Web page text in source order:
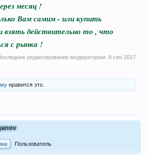
месяц !
Вам самим - или купить
взять действительно то , что
с рынка !
редактирование модератором: 8 сен 2017
нравится это.
Пользователь